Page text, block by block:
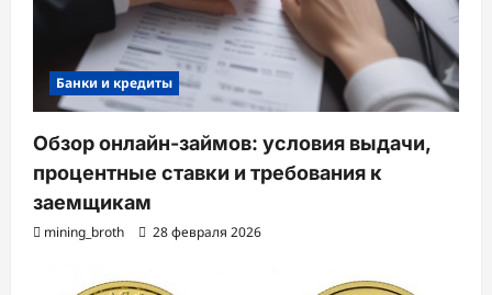
Банки и кредиты
Обзор онлайн-займов: условия выдачи,
процентные ставки и требования к
заемщикам
mining_broth 28 февраля 2026